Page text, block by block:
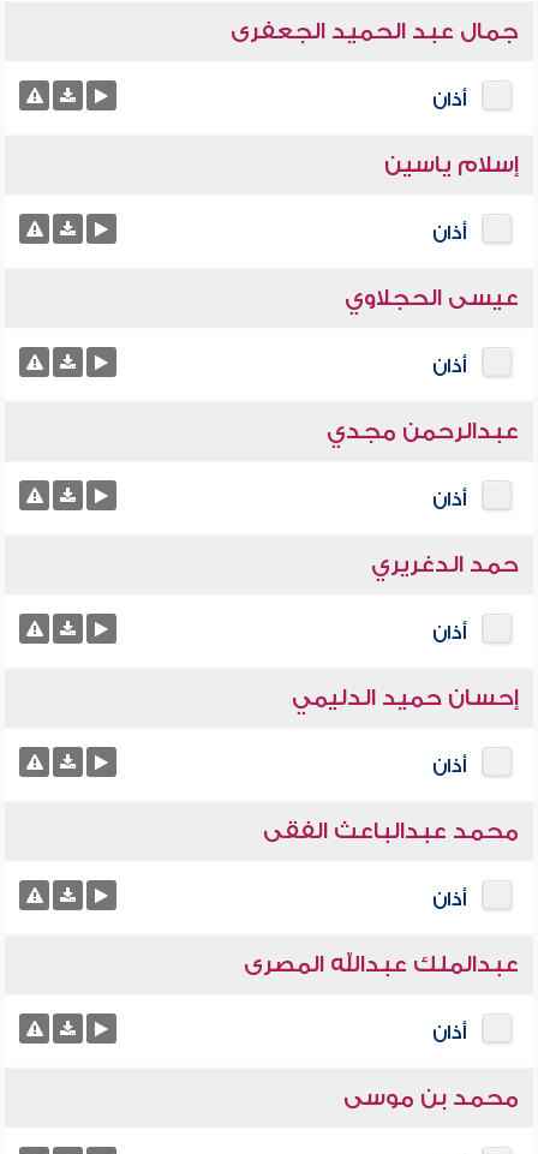
جمال عبد الحميد الجعفرى
أذان
إسلام ياسين
أذان
عيسى الحجلاوي
أذان
عبدالرحمن مجدي
أذان
حمد الدغريري
أذان
إحسان حميد الدليمي
أذان
محمد عبدالباعث الفقى
أذان
عبدالملك عبدالله المصرى
أذان
محمد بن موسى